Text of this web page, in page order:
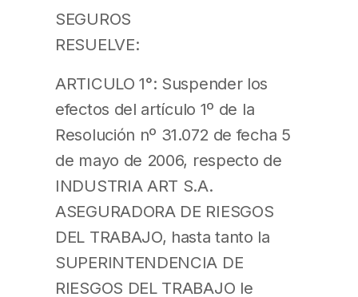
SEGUROS
RESUELVE:
ARTICULO 1°: Suspender los
efectos del artículo 1º de la
Resolución nº 31.072 de fecha 5
de mayo de 2006, respecto de
INDUSTRIA ART S.A.
ASEGURADORA DE RIESGOS
DEL TRABAJO, hasta tanto la
SUPERINTENDENCIA DE
RIESGOS DEL TRABAJO le